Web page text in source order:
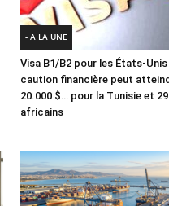
- A LA UNE
Visa B1/B2 pour les États-Unis
caution financière peut
20.000 $… pour la Tunisie et
africains